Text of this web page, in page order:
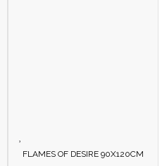
FLAMES OF DESIRE 90X120CM